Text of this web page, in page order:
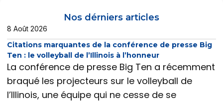
Nos dérniers articles
8 Août 2026
Citations marquantes de la conférence de presse Big
Ten : le volleyball de l’Illinois à l’honneur
La conférence de presse Big Ten a récemment
braqué les projecteurs sur le volleyball de
l’Illinois, une équipe qui ne cesse de se